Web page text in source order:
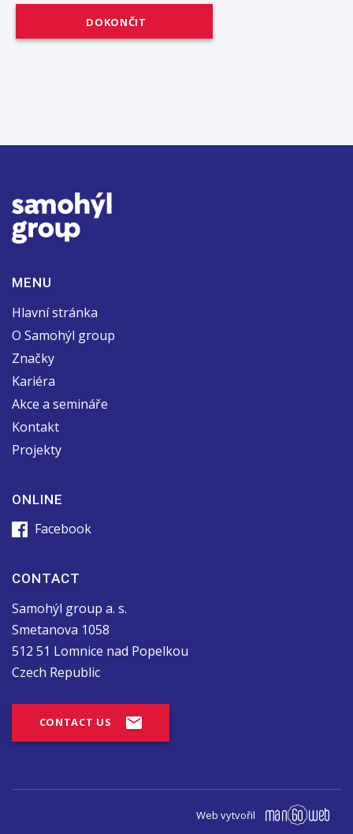
MENU
Hlavní stránka
O Samohýl group
Značky
Kariéra
Akce a semináře
Kontakt
Projekty
ONLINE
Facebook
CONTACT
Samohýl group a. s.
Smetanova 1058
512 51 Lomnice nad Popelkou
Czech Republic
CONTACT US
Web vytvořil